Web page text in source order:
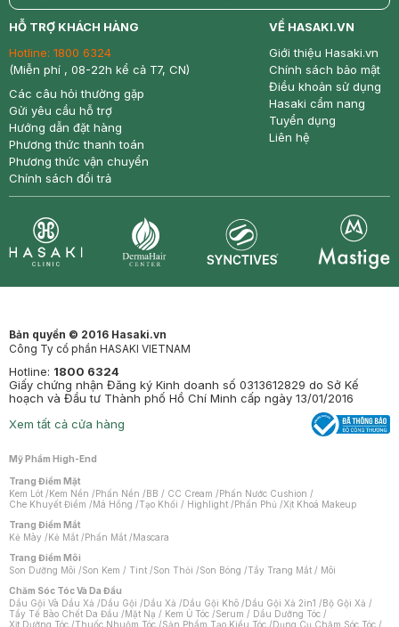
return nowfree price
HỖ TRỢ KHÁCH HÀNG
Hotline: 1800 6324
(Miễn phí , 08-22h kể cả T7, CN)
Các câu hỏi thường gặp
Gửi yêu cầu hỗ trợ
Hướng dẫn đặt hàng
Phương thức thanh toán
Phương thức vận chuyển
Chính sách đổi trả
VỀ HASAKI.VN
Giới thiệu Hasaki.vn
Chính sách bảo mật
Điều khoản sử dụng
Hasaki cẩm nang
Tuyển dụng
Liên hệ
Bản quyền © 2016 Hasaki.vn
Công Ty cổ phần HASAKI VIETNAM
Hotline: 1800 6324
Giấy chứng nhận Đăng ký Kinh doanh số 0313612829 do Sở Kế
hoạch và Đầu tư Thành phố Hồ Chí Minh cấp ngày 13/01/2016
Xem tất cả cửa hàng
Mỹ Phẩm High-End
Trang Điểm Mặt
Kem Lót /Kem Nền /Phấn Nền /BB / CC Cream /Phấn Nước Cushion /
Che Khuyết Điểm /Má Hồng /Tạo Khối / Highlight /Phấn Phủ /Xịt Khoá Makeup
Trang Điểm Mắt
Kẻ Mày /Kẻ Mắt /Phấn Mắt /Mascara
Trang Điểm Môi
Son Dưỡng Môi /Son Kem / Tint /Son Thỏi /Son Bóng /Tẩy Trang Mắt / Môi
Chăm Sóc Tóc Và Da Đầu
Dầu Gội Và Dầu Xả /Dầu Gội /Dầu Xả /Dầu Gội Khô /Dầu Gội Xả 2in1 /Bộ Gội Xả /
Tẩy Tế Bào Chết Da Đầu /Mặt Nạ / Kem Ủ Tóc /Serum / Dầu Dưỡng Tóc /
Xịt Dưỡng Tóc /Thuốc Nhuộm Tóc /Sản Phẩm Tạo Kiểu Tóc /Dụng Cụ Chăm Sóc Tóc /